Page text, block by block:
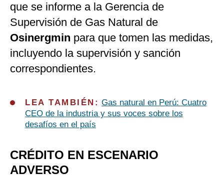
que se informe a la Gerencia de
Supervisión de Gas Natural de
Osinergmin para que tomen las medidas,
incluyendo la supervisión y sanción
correspondientes.
LEA TAMBIÉN: Gas natural en Perú: Cuatro
CEO de la industria y sus voces sobre los
desafíos en el país
CRÉDITO EN ESCENARIO
ADVERSO